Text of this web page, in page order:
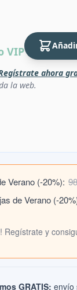
VIP
ahora
la web.
Verano (-20%):
de Verano (-
Regístrate y
GRATIS: envío